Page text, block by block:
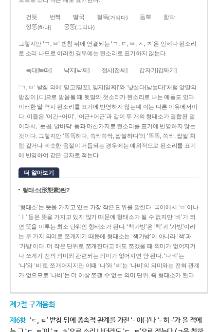
건뜻 번쩍 딸꾹 절뚝(거리다) 듬뿍
함빡
껑뚱(하다) 뭉뚱(그리다)
그렇지만 ‘ㄱ, ㅂ’ 받침 뒤에 연결되는 ‘ㄱ, ㄷ, ㅂ, ㅅ, ㅈ’은 언제나 된소리
로 소리 나므로 이러한 경우에는 된소리로 표기하지 않는다.
늑대[늑때] 낙지[낙찌] 접시[접씨] 갑자기[갑짜기]
‘ㄱ, ㅂ’ 받침 외에 ‘믿고[믿꼬], 잊지[읻찌]’와 ‘낯설다[낟썰다]’처럼 앞말의
받침이 [ㄷ]으로 발음될 때 뒷말의 첫소리가 된소리로 나는 예들도 있다.
이러한 말 역시 된소리를 표기에 반영하지 않는데 이는 다른 이유에서이
다. 이들은 ‘어간+어미’, ‘어근+어근’과 같이 두 개의 형태소가 결합된 말
이라서, ‘눈곱, 발바닥’ 등과 마찬가지로 된소리를 표기에 반영하지 않는
것이다. 그렇지만 ‘똑똑하다, 쓱싹쓱싹, 쌉쌀하다’의 ‘똑똑, 쓱싹, 쌉쌀’처
럼 같거나 비슷한 음절이 거듭되는 경우에는 예외적으로 된소리를 표기
에 반영하여 같은 글자로 적는다.
더 알아보기
형태소(形態素)란?
‘형태소’는 뜻을 가지고 있는 가장 작은 단위를 말한다. 국어에서 ‘ㅂ’이나
‘ㅣ’ 등은 뜻을 가지고 있지 않기 때문에 형태소가 될 수 없지만 ‘비’가 되
면 뜻을 이루는 최소 단위인 형태소가 된다. ‘책가방’은 ‘책’과 ‘가방’이라
는 두 가지 의미로 쪼개지기 때문에 형태소는 ‘책가방’이 아니라 ‘책’과
‘가방’이다. 더 작은 단위로 쪼개진다고 해도 쪼갰을 때 의미가 없어지거
나 쪼개기 전의 의미와 관련되는 의미가 없어지면 안 된다. ‘나비’는
‘나’와 ‘비’로 쪼개어지지만 이때 ‘나’와 ‘비’는 ‘나비’의 의미와는 전혀 관계
가 없으므로 ‘나비’는 더 이상 쪼갤 수 없는 의미 단위, 즉 형태소가 된다.
제2절 구개음화
제6항 ‘ㄷ, ㅌ’ 받침 뒤에 종속적 관계를 가진 ‘- 이(-)’나 ‘- 히 -’가 올 적에